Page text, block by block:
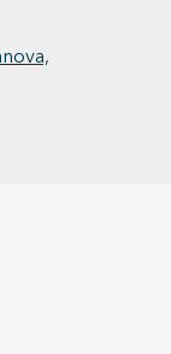
privada
Esta
lista para